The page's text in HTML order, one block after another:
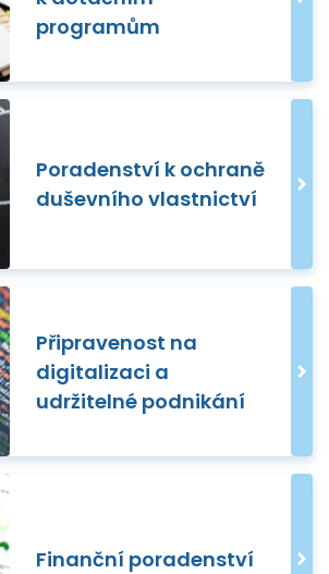
programům
Poradenství k ochraně
duševního vlastnictví
Připravenost na
digitalizaci a
udržitelné podnikání
Finanční poradenství